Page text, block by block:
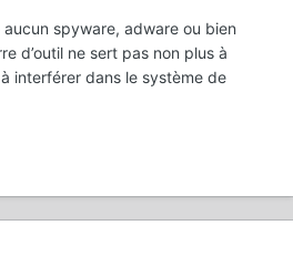
aucun spyware, adware ou bien
d’outil ne sert pas non plus à
interférer dans le système de